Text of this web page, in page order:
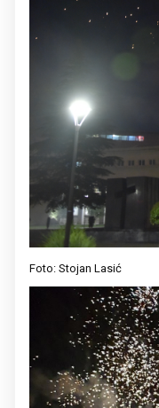
Foto: Stojan Lasić